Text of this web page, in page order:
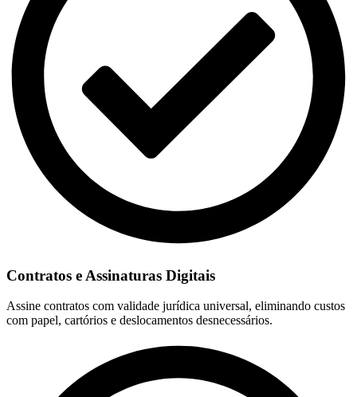
Contratos e Assinaturas Digitais
Assine contratos com validade jurídica universal, eliminando custos
com papel, cartórios e deslocamentos desnecessários.